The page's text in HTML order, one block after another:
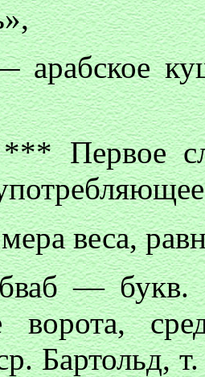
—арабское
Первое
мера веса,
— букв.
Бартольд,